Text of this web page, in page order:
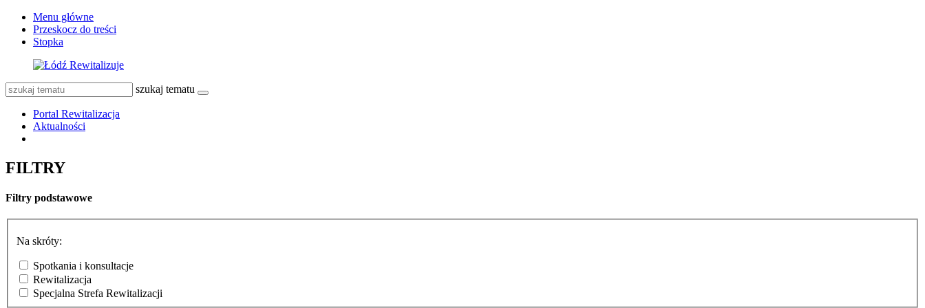
Menu główne
Przeskocz do treści
Stopka
szukaj tematu
Portal Rewitalizacja
Aktualności
FILTRY
Filtry podstawowe
Na skróty:
Spotkania i konsultacje
Rewitalizacja
Specjalna Strefa Rewitalizacji